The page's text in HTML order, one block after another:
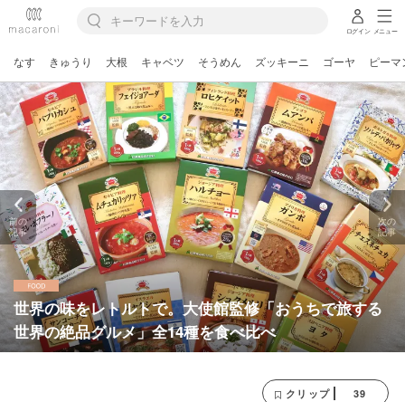
ログイン メニュー
なす きゅうり 大根 キャベツ そうめん ズッキーニ ゴーヤ ピーマ
世界の味をレトルトで。大使館監修「おうちで旅する
世界の絶品グルメ」全14種を食べ比べ
前の
記事
次の
記事
クリップ 39